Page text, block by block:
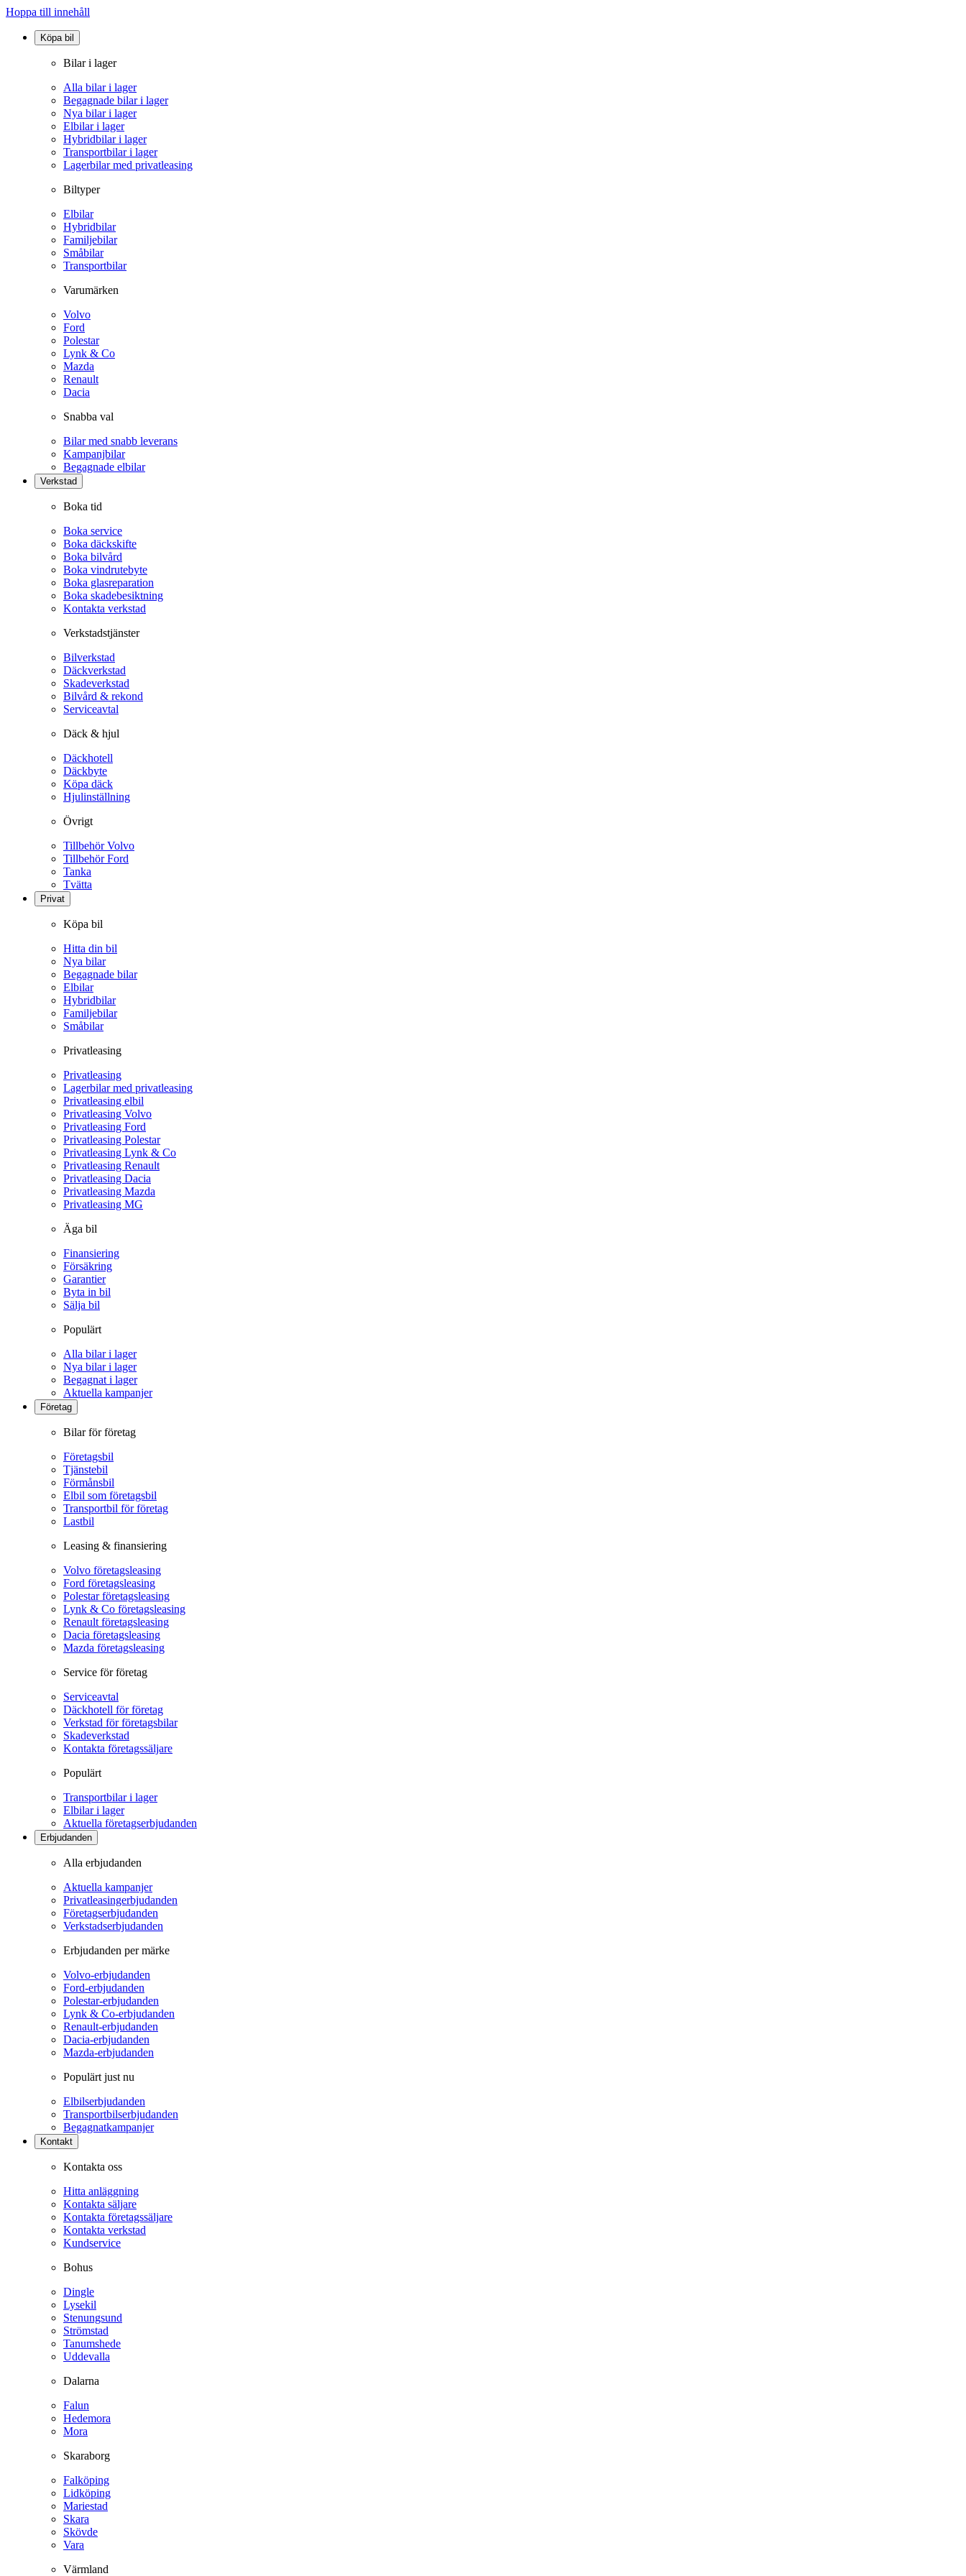
Hoppa till innehåll
Köpa bil
Bilar i lager
Alla bilar i lager
Begagnade bilar i lager
Nya bilar i lager
Elbilar i lager
Hybridbilar i lager
Transportbilar i lager
Lagerbilar med privatleasing
Biltyper
Elbilar
Hybridbilar
Familjebilar
Småbilar
Transportbilar
Varumärken
Volvo
Ford
Polestar
Lynk & Co
Mazda
Renault
Dacia
Snabba val
Bilar med snabb leverans
Kampanjbilar
Begagnade elbilar
Verkstad
Boka tid
Boka service
Boka däckskifte
Boka bilvård
Boka vindrutebyte
Boka glasreparation
Boka skadebesiktning
Kontakta verkstad
Verkstadstjänster
Bilverkstad
Däckverkstad
Skadeverkstad
Bilvård & rekond
Serviceavtal
Däck & hjul
Däckhotell
Däckbyte
Köpa däck
Hjulinställning
Övrigt
Tillbehör Volvo
Tillbehör Ford
Tanka
Tvätta
Privat
Köpa bil
Hitta din bil
Nya bilar
Begagnade bilar
Elbilar
Hybridbilar
Familjebilar
Småbilar
Privatleasing
Privatleasing
Lagerbilar med privatleasing
Privatleasing elbil
Privatleasing Volvo
Privatleasing Ford
Privatleasing Polestar
Privatleasing Lynk & Co
Privatleasing Renault
Privatleasing Dacia
Privatleasing Mazda
Privatleasing MG
Äga bil
Finansiering
Försäkring
Garantier
Byta in bil
Sälja bil
Populärt
Alla bilar i lager
Nya bilar i lager
Begagnat i lager
Aktuella kampanjer
Företag
Bilar för företag
Företagsbil
Tjänstebil
Förmånsbil
Elbil som företagsbil
Transportbil för företag
Lastbil
Leasing & finansiering
Volvo företagsleasing
Ford företagsleasing
Polestar företagsleasing
Lynk & Co företagsleasing
Renault företagsleasing
Dacia företagsleasing
Mazda företagsleasing
Service för företag
Serviceavtal
Däckhotell för företag
Verkstad för företagsbilar
Skadeverkstad
Kontakta företagssäljare
Populärt
Transportbilar i lager
Elbilar i lager
Aktuella företagserbjudanden
Erbjudanden
Alla erbjudanden
Aktuella kampanjer
Privatleasingerbjudanden
Företagserbjudanden
Verkstadserbjudanden
Erbjudanden per märke
Volvo-erbjudanden
Ford-erbjudanden
Polestar-erbjudanden
Lynk & Co-erbjudanden
Renault-erbjudanden
Dacia-erbjudanden
Mazda-erbjudanden
Populärt just nu
Elbilserbjudanden
Transportbilserbjudanden
Begagnatkampanjer
Kontakt
Kontakta oss
Hitta anläggning
Kontakta säljare
Kontakta företagssäljare
Kontakta verkstad
Kundservice
Bohus
Dingle
Lysekil
Stenungsund
Strömstad
Tanumshede
Uddevalla
Dalarna
Falun
Hedemora
Mora
Skaraborg
Falköping
Lidköping
Mariestad
Skara
Skövde
Vara
Värmland